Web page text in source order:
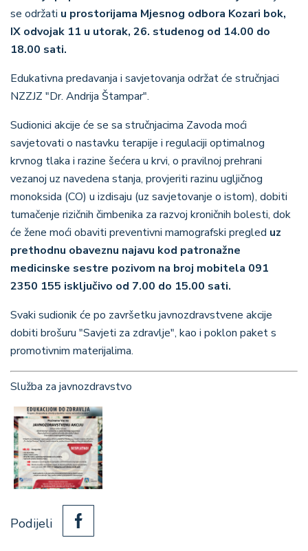
se održati u prostorijama Mjesnog odbora Kozari bok,
IX odvojak 11 u utorak, 26. studenog od 14.00 do
18.00 sati.
Edukativna predavanja i savjetovanja održat će stručnjaci
NZZJZ "Dr. Andrija Štampar".
Sudionici akcije će se sa stručnjacima Zavoda moći
savjetovati o nastavku terapije i regulaciji optimalnog
krvnog tlaka i razine šećera u krvi, o pravilnoj prehrani
vezanoj uz navedena stanja, provjeriti razinu ugljičnog
monoksida (CO) u izdisaju (uz savjetovanje o istom), dobiti
tumačenje rizičnih čimbenika za razvoj kroničnih bolesti, dok
će žene moći obaviti preventivni mamografski pregled uz
prethodnu obaveznu najavu kod patronažne
medicinske sestre pozivom na broj mobitela 091
2350 155 isključivo od 7.00 do 15.00 sati.
Svaki sudionik će po završetku javnozdravstvene akcije
dobiti brošuru "Savjeti za zdravlje", kao i poklon paket s
promotivnim materijalima.
Služba za javnozdravstvo
Podijeli